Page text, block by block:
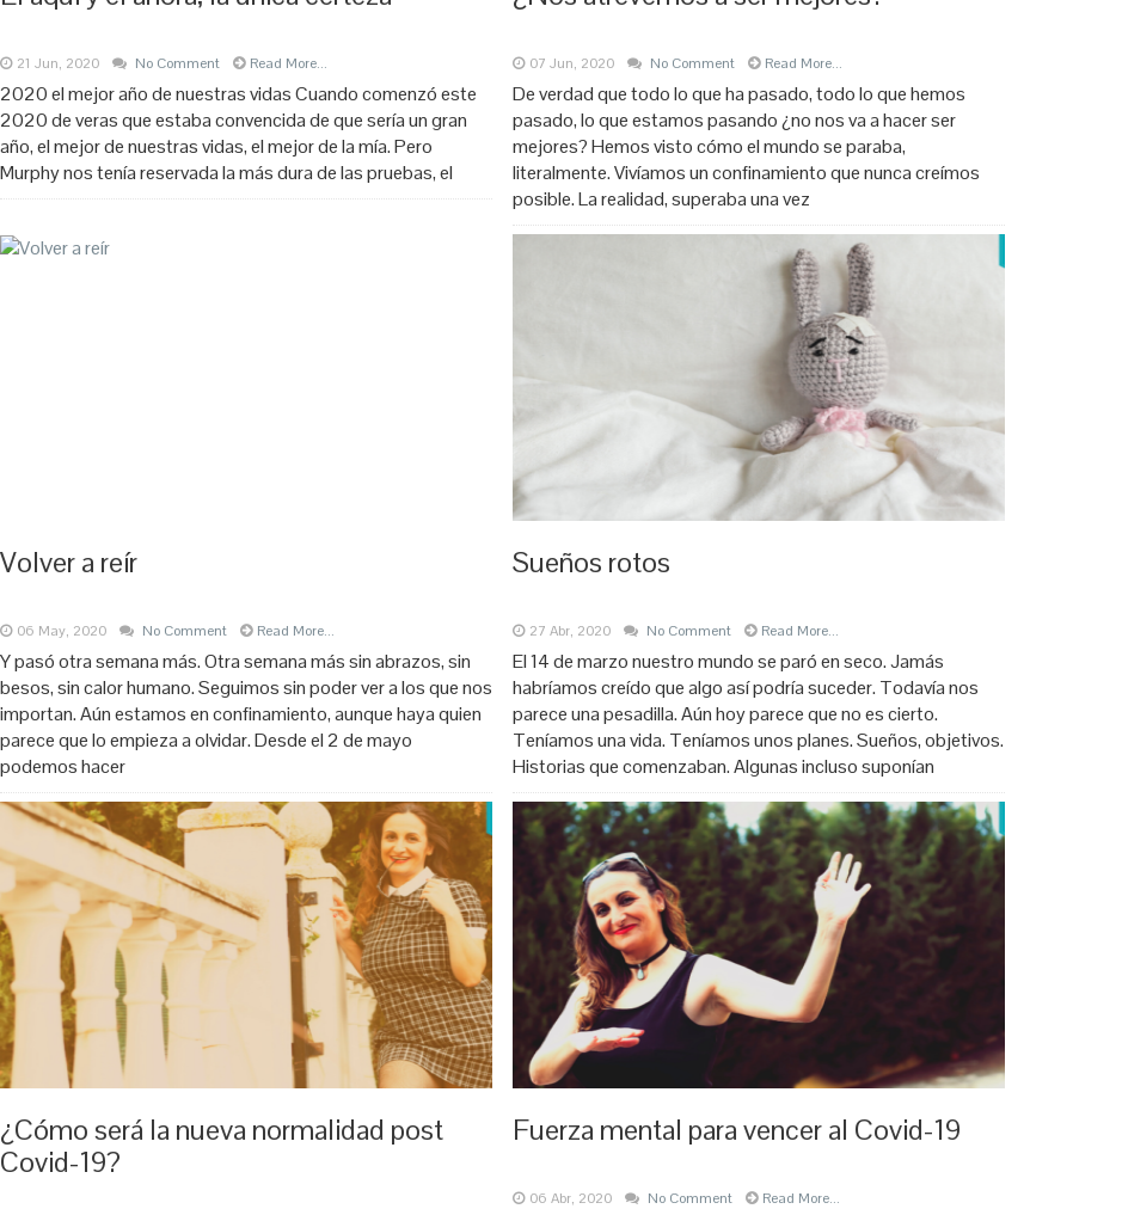
21 Jun, 2020 No Comment Read More...
2020 el mejor año de nuestras vidas Cuando comenzó este
2020 de veras que estaba convencida de que sería un gran
año, el mejor de nuestras vidas, el mejor de la mía. Pero
Murphy nos tenía reservada la más dura de las pruebas, el
07 Jun, 2020 No Comment Read More...
De verdad que todo lo que ha pasado, todo lo que hemos
pasado, lo que estamos pasando ¿no nos va a hacer ser
mejores? Hemos visto cómo el mundo se paraba,
literalmente. Vivíamos un confinamiento que nunca creímos
posible. La realidad, superaba una vez
Volver a reír
06 May, 2020 No Comment Read More...
Y pasó otra semana más. Otra semana más sin abrazos, sin
besos, sin calor humano. Seguimos sin poder ver a los que nos
importan. Aún estamos en confinamiento, aunque haya quien
parece que lo empieza a olvidar. Desde el 2 de mayo
podemos hacer
Sueños rotos
27 Abr, 2020 No Comment Read More...
El 14 de marzo nuestro mundo se paró en seco. Jamás
habríamos creído que algo así podría suceder. Todavía nos
parece una pesadilla. Aún hoy parece que no es cierto.
Teníamos una vida. Teníamos unos planes. Sueños, objetivos.
Historias que comenzaban. Algunas incluso suponían
¿Cómo será la nueva normalidad post
Covid-19?
Fuerza mental para vencer al Covid-19
06 Abr, 2020 No Comment Read More...